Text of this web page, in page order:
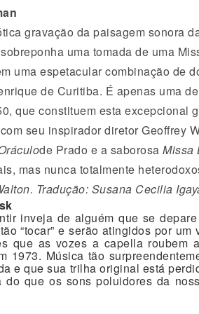
gravação da paisagem sonora
uma tomada de uma
uma espetacular combinação de
de Curitiba. É apenas uma
que constituem esta
seu inspirador diretor Geoffrey
de Prado e a saborosa Missa
mas nunca totalmente
Tradução: Susana Cecilia
inveja de alguém que se
“tocar” e serão atingidos por
que as vozes a capella roubem
1973. Música tão
e que sua trilha original está
do que os sons poluidores da